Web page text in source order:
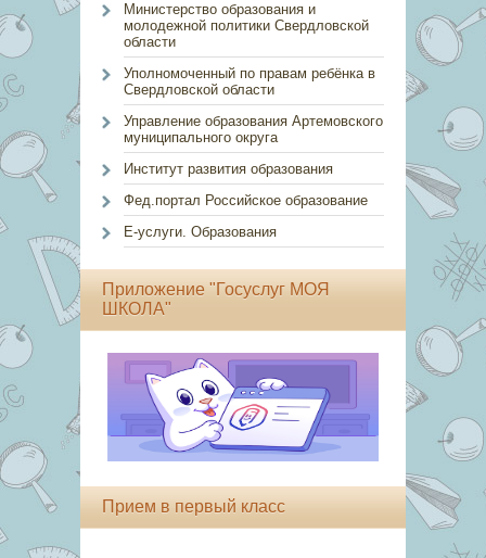
Министерство образования и
молодежной политики Свердловской
области
Уполномоченный по правам ребёнка в
Свердловской области
Управление образования Артемовского
муниципального округа
Институт развития образования
Фед.портал Российское образование
Е-услуги. Образования
Приложение "Госуслуг МОЯ
ШКОЛА"
Прием в первый класс